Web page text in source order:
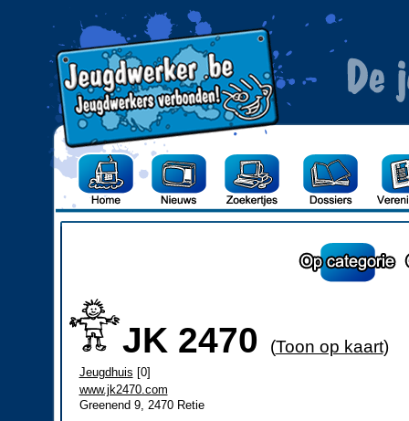
JK 2470 (Toon op kaart)
Jeugdhuis [0]
www.jk2470.com
Greenend 9, 2470 Retie